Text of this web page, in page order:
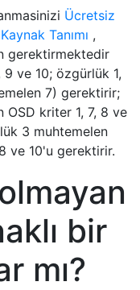
Ücretsiz
Tanımı ,
gerektirmektedir
ve 10; özgürlük 1,
7) gerektirir;
kriter 1, 7, 8 ve
3 muhtemelen
ve 10'u gerektirir.
bir
mı?